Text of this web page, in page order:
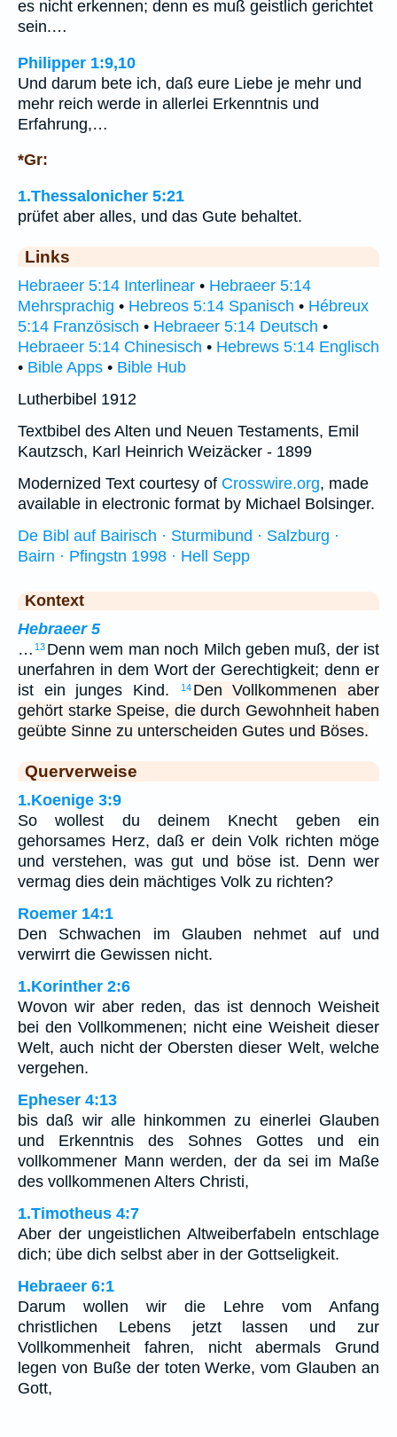
es nicht erkennen; denn es muß geistlich gerichtet
sein.…
Philipper 1:9,10
Und darum bete ich, daß eure Liebe je mehr und
mehr reich werde in allerlei Erkenntnis und
Erfahrung,…
*Gr:
1.Thessalonicher 5:21
prüfet aber alles, und das Gute behaltet.
Links
Hebraeer 5:14 Interlinear • Hebraeer 5:14
Mehrsprachig • Hebreos 5:14 Spanisch • Hébreux
5:14 Französisch • Hebraeer 5:14 Deutsch •
Hebraeer 5:14 Chinesisch • Hebrews 5:14 Englisch
• Bible Apps • Bible Hub
Lutherbibel 1912
Textbibel des Alten und Neuen Testaments, Emil
Kautzsch, Karl Heinrich Weizäcker - 1899
Modernized Text courtesy of Crosswire.org, made
available in electronic format by Michael Bolsinger.
De Bibl auf Bairisch · Sturmibund · Salzburg ·
Bairn · Pfingstn 1998 · Hell Sepp
Kontext
Hebraeer 5
… 13 Denn wem man noch Milch geben muß, der ist
unerfahren in dem Wort der Gerechtigkeit; denn er
ist ein junges Kind.
14 Den Vollkommenen aber
gehört starke Speise, die durch Gewohnheit haben
geübte Sinne zu unterscheiden Gutes und Böses.
Querverweise
1.Koenige 3:9
So wollest du deinem Knecht geben ein
gehorsames Herz, daß er dein Volk richten möge
und verstehen, was gut und böse ist. Denn wer
vermag dies dein mächtiges Volk zu richten?
Roemer 14:1
Den Schwachen im Glauben nehmet auf und
verwirrt die Gewissen nicht.
1.Korinther 2:6
Wovon wir aber reden, das ist dennoch Weisheit
bei den Vollkommenen; nicht eine Weisheit dieser
Welt, auch nicht der Obersten dieser Welt, welche
vergehen.
Epheser 4:13
bis daß wir alle hinkommen zu einerlei Glauben
und Erkenntnis des Sohnes Gottes und ein
vollkommener Mann werden, der da sei im Maße
des vollkommenen Alters Christi,
1.Timotheus 4:7
Aber der ungeistlichen Altweiberfabeln entschlage
dich; übe dich selbst aber in der Gottseligkeit.
Hebraeer 6:1
Darum wollen wir die Lehre vom Anfang
christlichen Lebens jetzt lassen und zur
Vollkommenheit fahren, nicht abermals Grund
legen von Buße der toten Werke, vom Glauben an
Gott,